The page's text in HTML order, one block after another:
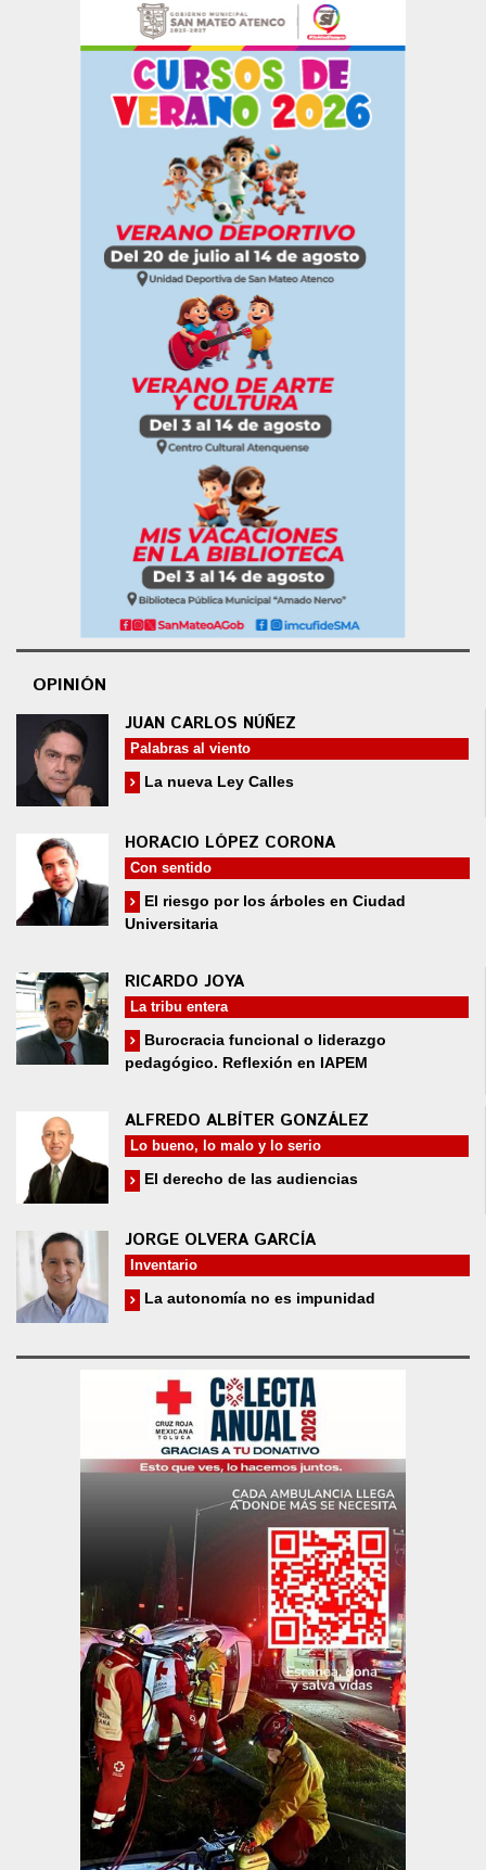
OPINIÓN
JUAN CARLOS NÚÑEZ
Palabras al viento
La nueva Ley Calles
HORACIO LÓPEZ CORONA
Con sentido
El riesgo por los árboles en Ciudad
Universitaria
RICARDO JOYA
La tribu entera
Burocracia funcional o liderazgo
pedagógico. Reflexión en IAPEM
ALFREDO ALBÍTER GONZÁLEZ
Lo bueno, lo malo y lo serio
El derecho de las audiencias
JORGE OLVERA GARCÍA
Inventario
La autonomía no es impunidad